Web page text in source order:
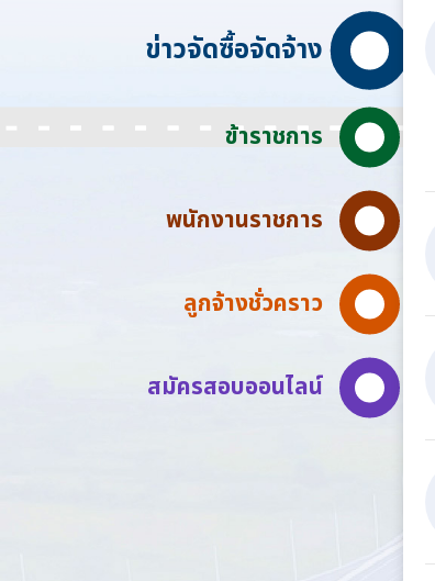
ข่าวจัดซื้อจัดจ้าง
ข้าราชการ
พนักงานราชการ
ลูกจ้างชั่วคราว
สมัครสอบออนไลน์